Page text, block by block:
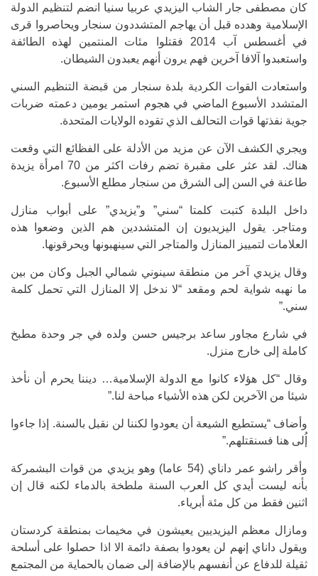
كان مصطفى جار الشاب اليزيدي عربيا سنيا انضم لتنظيم الدولة
الإسلامية وهدده قبل أن يهاجم المتشددون سنجار ويحاصروا قرى
في أغسطس آب 2014 فقتلوا مئات المنتمين لهذه الطائفة
واستعبدوا آلافا آخرين فهم يرون أنهم يعبدون الشيطان.
واستعادت القوات الكردية بلدة سنجار من قبضة التنظيم السني
المتشدد الأسبوع الماضي في هجوم استمر يومين دعمته ضربات
جوية نفذتها قوات التحالف الذي تقوده الولايات المتحدة.
ويجري الكشف الآن عن مزيد من الأدلة على الفظائع التي وقعت
هناك. لقد عثر على مقبرة تضم رفات اكثر من 70 امرأة يزيدة
طاعنة في السن إلى الشرق من سنجار مطلع الأسبوع.
داخل البلدة كتبت كلمتا “سني” و”يزيدي” على أبواب منازل
ومتاجر. يقول اليزيديون إن المتشددين هم الذين وضعوا هذه
العلامات لتمييز المنازل والمتاجر التي سينهبونها ويحرقونها.
وقال يزيدي آخر من منطقة سينوني شمالي الجبل وكان من بين
ما نهبه شواية لحم ومقعد “لا ندخل إلا المنازل التي تحمل كلمة
سني.”
في شارع مجاور ساعد برجيس حسن ولده في جر وحدة مطبخ
كاملة إلى خارج منزل.
وقال “كل هؤلاء كانوا مع الدولة الإسلامية… ديننا يحرم أن نأخذ
شيئا من الآخرين لكن هذه الأشياء مباحة لنا.”
وأضاف “يستطيع الشيعة أن يعودوا لكننا لن نقبل بالسنة. إذا جاءوا
إُلى هنا فسنقتلهم.”
وأقر راشو عمر داناي (54 عاما) وهو يزيدي من قوات البشمركة
بأنه ليست أيدي كل العرب السنة ملطخة بالدماء لكنه قال إن
اثنين فقط من كل مئة أبرياء.
ومازال معظم اليزيديين يعيشون في مخيمات بمنطقة كردستان
ويقول داناي إنهم لن يعودوا بصفة دائمة الا اذا حصلوا على أسلحة
ثقيلة للدفاع عن أنفسهم بالإضافة إلى ضمان بالحماية من المجتمع